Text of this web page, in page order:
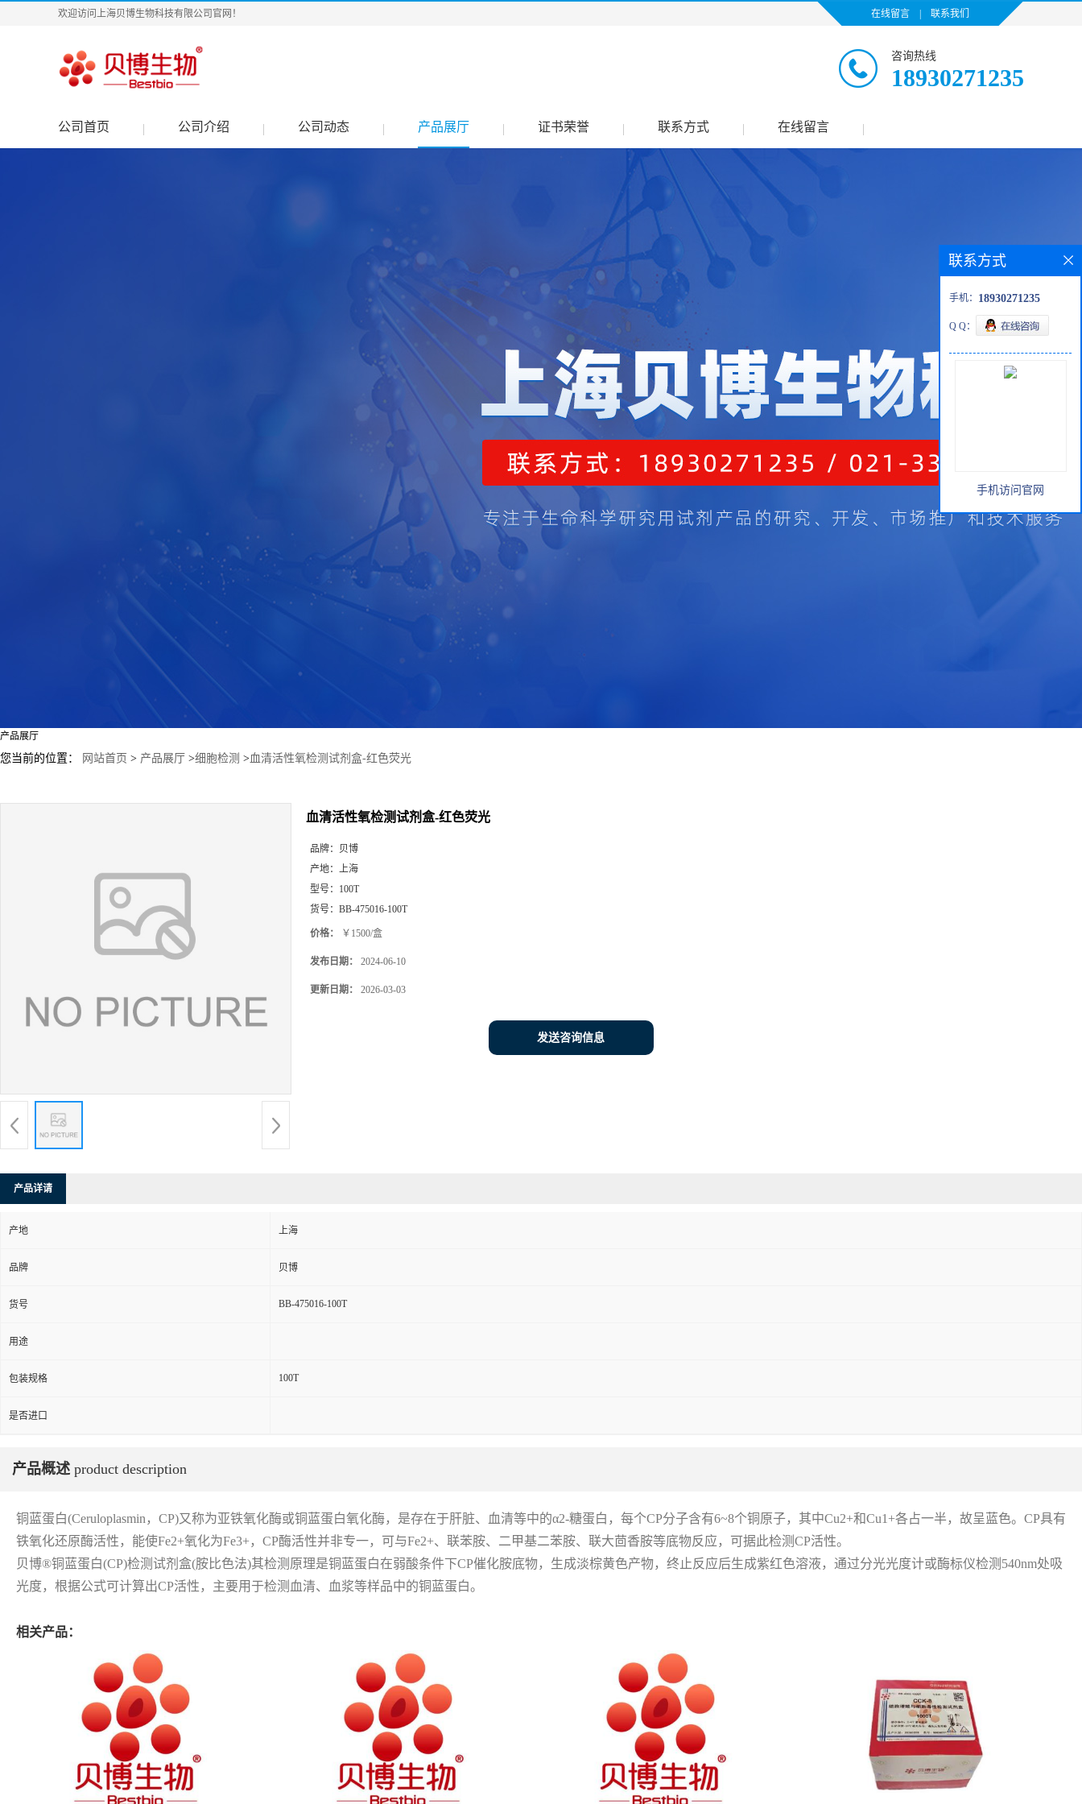
欢迎访问上海贝博生物科技有限公司官网！ 在线留言 联系我们
咨询热线
18930271235
公司首页 公司介绍 公司动态 产品展厅 证书荣誉 联系方式 在线留言
产品展厅
您当前的位置： 网站首页 > 产品展厅 >细胞检测 >血清活性氧检测试剂盒-红色荧光
血清活性氧检测试剂盒-红色荧光
品牌： 贝博
产地： 上海
型号： 100T
货号： BB-475016-100T
价格： ￥1500/盒
发布日期： 2024-06-10
更新日期： 2026-03-03
发送咨询信息
产品详请
产地 上海
品牌 贝博
货号 BB-475016-100T
用途
包装规格 100T
是否进口
产品概述 product description
铜蓝蛋白(Ceruloplasmin，CP)又称为亚铁氧化酶或铜蓝蛋白氧化酶，是存在于肝脏、血清等中的α2-糖蛋白，每个CP分子含有6~8个铜原子，其中Cu2+和Cu1+各占一半，故呈蓝色。CP具有
铁氧化还原酶活性，能使Fe2+氧化为Fe3+，CP酶活性并非专一，可与Fe2+、联苯胺、二甲基二苯胺、联大茴香胺等底物反应，可据此检测CP活性。
贝博®铜蓝蛋白(CP)检测试剂盒(胺比色法)其检测原理是铜蓝蛋白在弱酸条件下CP催化胺底物，生成淡棕黄色产物，终止反应后生成紫红色溶液，通过分光光度计或酶标仪检测540nm处吸
光度，根据公式可计算出CP活性，主要用于检测血清、血浆等样品中的铜蓝蛋白。
相关产品：
联系方式
手机： 18930271235
Q Q：
手机访问官网